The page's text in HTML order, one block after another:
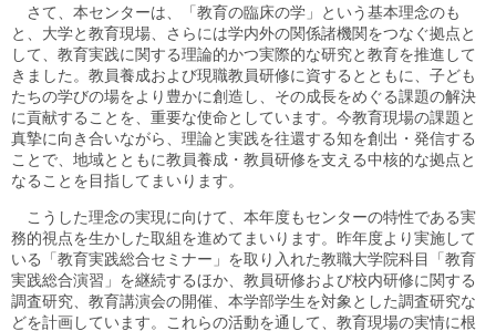
さて、本センターは、「教育の臨床の学」という基本理念のも
と、大学と教育現場、さらには学内外の関係諸機関をつなぐ拠点と
して、教育実践に関する理論的かつ実際的な研究と教育を推進して
きました。教員養成および現職教員研修に資するとともに、子ども
たちの学びの場をより豊かに創造し、その成長をめぐる課題の解決
に貢献することを、重要な使命としています。今教育現場の課題と
真摯に向き合いながら、理論と実践を往還する知を創出・発信する
ことで、地域とともに教員養成・教員研修を支える中核的な拠点と
なることを目指してまいります。
こうした理念の実現に向けて、本年度もセンターの特性である実
務的視点を生かした取組を進めてまいります。昨年度より実施して
いる「教育実践総合セミナー」を取り入れた教職大学院科目「教育
実践総合演習」を継続するほか、教員研修および校内研修に関する
調査研究、教育講演会の開催、本学部学生を対象とした調査研究な
どを計画しています。これらの活動を通して、教育現場の実情に根